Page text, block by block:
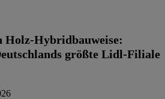
Hybridbauweise:
größte Lidl-Filiale